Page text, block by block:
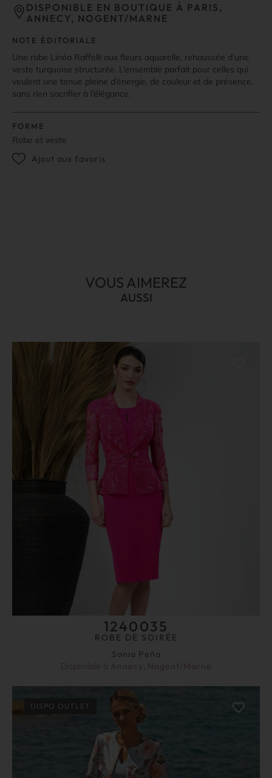
DISPONIBLE EN BOUTIQUE À PARIS,
ANNECY, NOGENT/MARNE
NOTE ÉDITORIALE
Une robe Linéa Raffelli aux fleurs aquarelle, rehaussée d’une
veste turquoise structurée. L’ensemble parfait pour celles qui
veulent une tenue pleine d’énergie, de couleur et de présence,
sans rien sacrifier à l’élégance.
FORME
Robe et veste
Ajout aux favoris
VOUS AIMEREZ
AUSSI
1240035
ROBE DE SOIRÉE
Sonia Peña
Disponible à Annecy, Nogent/Marne
DISPO OUTLET